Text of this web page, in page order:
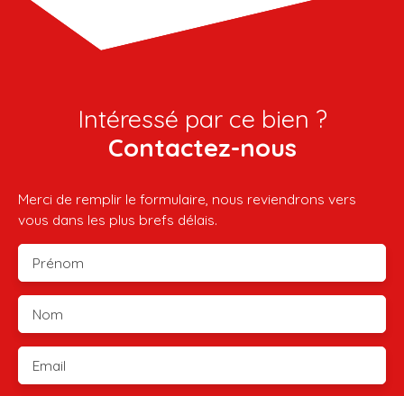
Intéressé par ce bien ?
Contactez-nous
Merci de remplir le formulaire, nous reviendrons vers
vous dans les plus brefs délais.
Prénom
Nom
Email